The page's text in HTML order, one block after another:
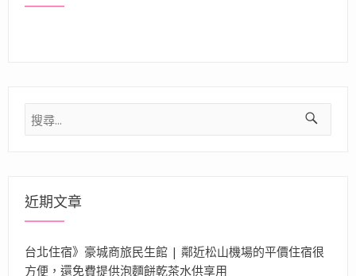
搜
尋
近期文章
台北住宿》豪城商旅民生館 | 鄰近松山機場的平價住宿很
方便，還免費提供泡麵餅乾茶水供享用